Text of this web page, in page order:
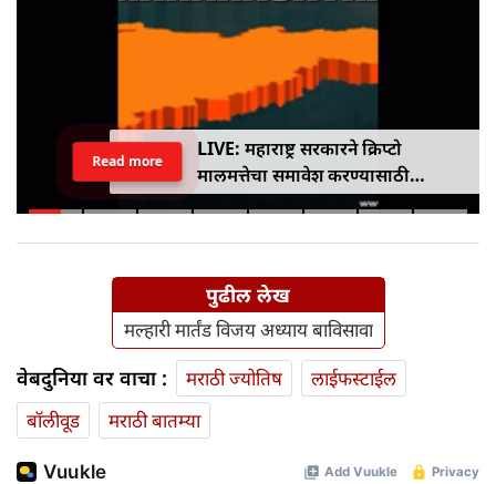
LIVE: महाराष्ट्र सरकारने क्रिप्टो
मालमत्तेचा समावेश करण्यासाठी
एमपीआयडी कायद्यात दुरुस्ती केली
Read more
पुढील लेख
मल्हारी मार्तंड विजय अध्याय बाविसावा
वेबदुनिया वर वाचा : मराठी ज्योतिष
लाईफस्टाईल
बॉलीवूड
मराठी बातम्या